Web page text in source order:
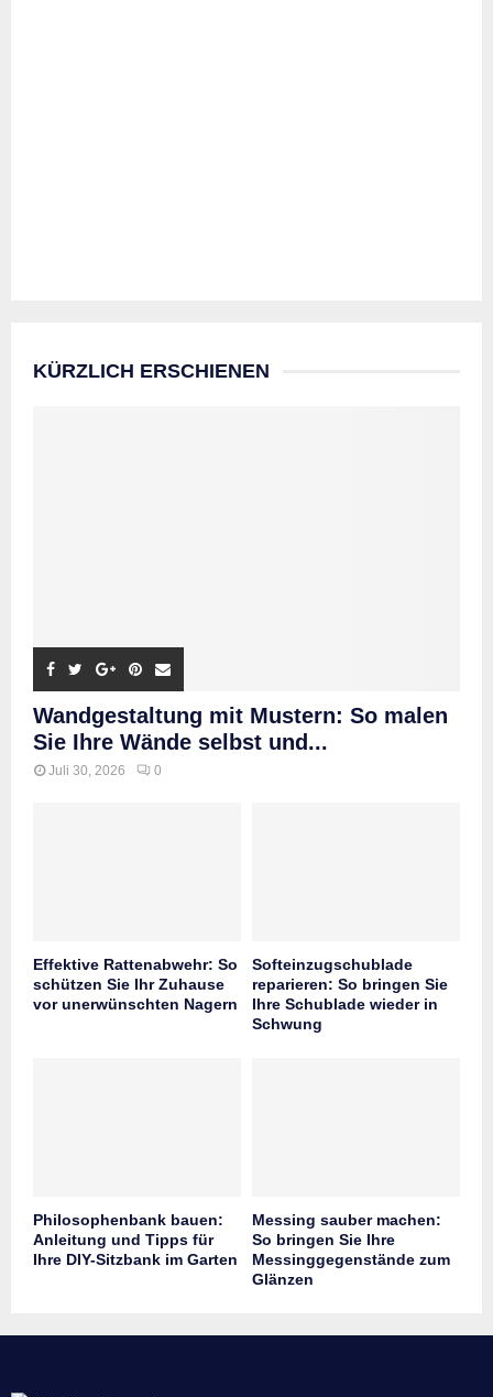
KÜRZLICH ERSCHIENEN
Wandgestaltung mit Mustern: So malen
Sie Ihre Wände selbst und...
Juli 30, 2026 0
Effektive Rattenabwehr: So
schützen Sie Ihr Zuhause
vor unerwünschten Nagern
Softeinzugschublade
reparieren: So bringen Sie
Ihre Schublade wieder in
Schwung
Philosophenbank bauen:
Anleitung und Tipps für
Ihre DIY-Sitzbank im Garten
Messing sauber machen:
So bringen Sie Ihre
Messinggegenstände zum
Glänzen